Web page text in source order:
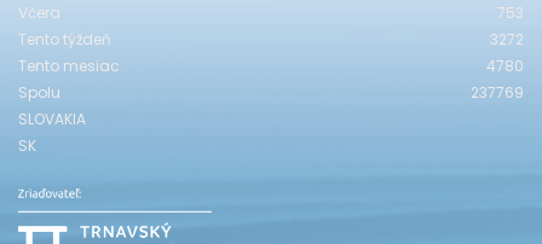
Včera
753
Tento týždeň
3272
Tento mesiac
4780
Spolu
237769
SLOVAKIA
SK